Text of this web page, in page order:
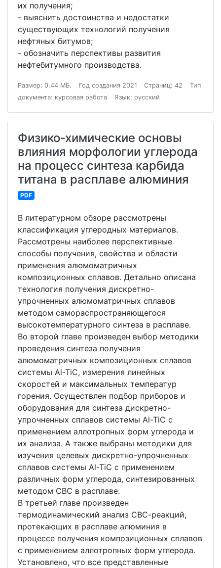
их получения;
- выяснить достоинства и недостатки
существующих технологий получения
нефтяных битумов;
- обозначить перспективы развития
нефтебитумного производства.
Размер: 0.44 МБ. Год создания 2021 Страниц: 42
Тип
документа: курсовая работа
Язык: русский
Физико-химические основы
влияния морфологии углерода
на процесс синтеза карбида
титана в расплаве алюминия
PDF
В литературном обзоре рассмотрены
классификация углеродных материалов.
Рассмотрены наиболее перспективные
способы получения, свойства и области
применения алюмоматричных
композиционных сплавов. Детально описана
технология получения дискретно-
упрочненных алюмоматричных сплавов
методом самораспространяющегося
высокотемпературного синтеза в расплаве.
Во второй главе произведен выбор методики
проведения синтеза получения
алюмоматричных композиционных сплавов
системы Al-TiC, измерения линейных
скоростей и максимальных температур
горения. Осуществлен подбор приборов и
оборудования для синтеза дискретно-
упрочненных сплавов системы Al-TiC с
применением аллотропных форм углерода и
их анализа. А также выбраны методики для
изучения целевых дискретно-упрочненных
сплавов системы Al-TiC с применением
различных форм углерода, синтезированных
методом СВС в расплаве.
В третьей главе произведен
термодинамический анализ CВС-реакций,
протекающих в расплаве алюминия в
процессе получения композиционных сплавов
с применением аллотропных форм углерода.
Установлено, что все представленные